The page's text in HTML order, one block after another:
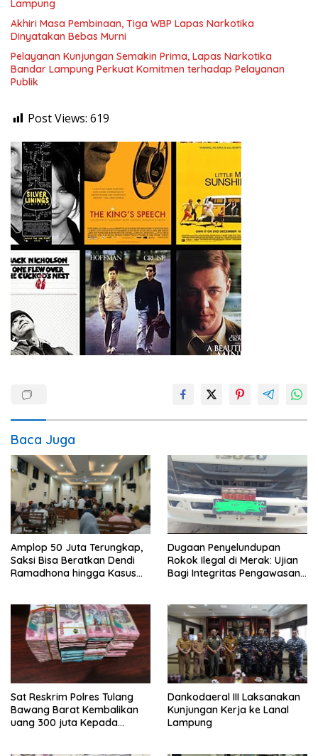
Lampung
Akhiri Masa Pembinaan, Tiga WBP Lapas Narkotika
Dinyatakan Bebas Murni
Pelayanan Kunjungan Semakin Prima, Lapas Narkotika
Bandar Lampung Perkuat Komitmen terhadap Pelayanan
Publik
Post Views: 619
Baca Juga
Amplop 50 Juta Terungkap,
Saksi Bisa Beratkan Dendi
Ramadhona hingga Kasus
Dugaan Penyelundupan
Rokok Ilegal di Merak: Ujian
Bagi Integritas Pengawasan
Sat Reskrim Polres Tulang
Bawang Barat Kembalikan
uang 300 juta Kepada
Dankodaeral III Laksanakan
Kunjungan Kerja ke Lanal
Lampung